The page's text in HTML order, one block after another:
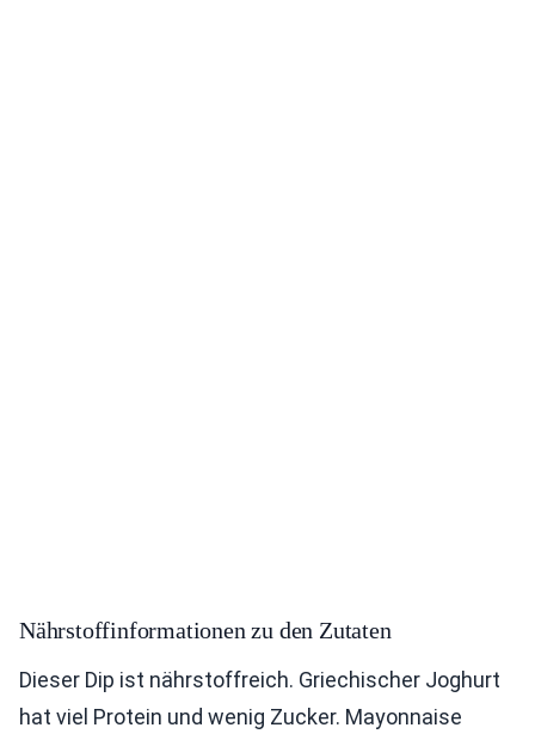
Nährstoffinformationen zu den Zutaten
Dieser Dip ist nährstoffreich. Griechischer Joghurt
hat viel Protein und wenig Zucker. Mayonnaise